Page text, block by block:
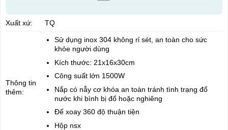
Xuất xứ: TQ
Thông tin
thêm:
Sử dụng inox 304 không rỉ sét, an toàn cho sức
khỏe người dùng
Kích thước: 21x16x30cm
Công suất lớn 1500W
Nắp có nẫy cơ khóa an toàn tránh tình trạng đổ
nước khi bình bị đổ hoặc nghiêng
Đế xoay 360 độ thuận tiện
Hộp nsx